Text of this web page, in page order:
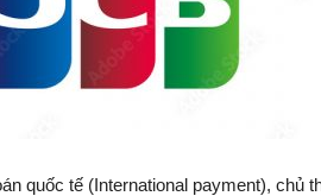
quốc tế (International payment),